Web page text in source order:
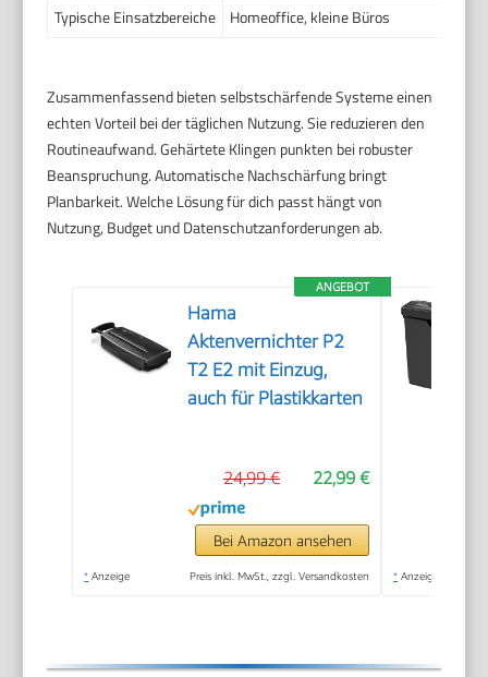
Typische Einsatzbereiche
Homeoffice, kleine Büros
Zusammenfassend bieten selbstschärfende Systeme einen
echten Vorteil bei der täglichen Nutzung. Sie reduzieren den
Routineaufwand. Gehärtete Klingen punkten bei robuster
Beanspruchung. Automatische Nachschärfung bringt
Planbarkeit. Welche Lösung für dich passt hängt von
Nutzung, Budget und Datenschutzanforderungen ab.
ANGEBOT
Hama
Aktenvernichter P2
T2 E2 mit Einzug,
auch für Plastikkarten
22,99 €
24,99 €
Bei Amazon ansehen
* Anzeige Preis inkl. MwSt., zzgl. Versandkosten * Anzeige